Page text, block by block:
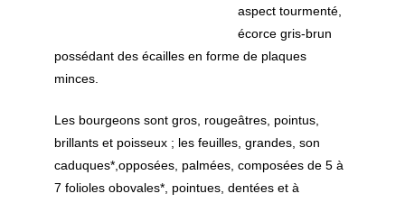
aspect tourmenté,
écorce gris-brun
possédant des écailles en forme de plaques
minces.
Les bourgeons sont gros, rougeâtres, pointus,
brillants et poisseux ; les feuilles, grandes, son
caduques*,opposées, palmées, composées de 5 à
7 folioles obovales*, pointues, dentées et à